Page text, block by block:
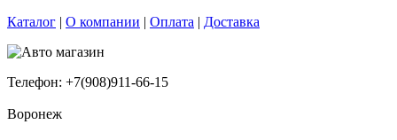
Каталог | О компании | Оплата | Доставка
Телефон: +7(908)911-66-15
Воронеж